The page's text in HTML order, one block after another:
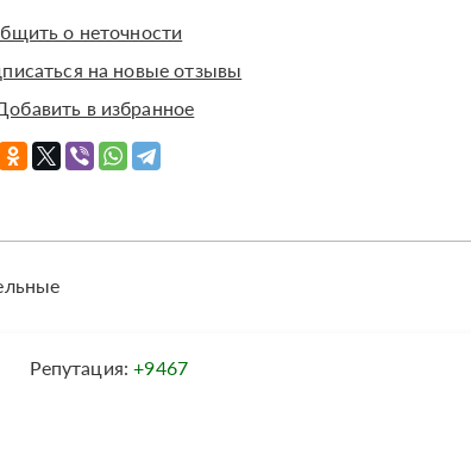
о неточности
на новые отзывы
в избранное
Репутация:+9467